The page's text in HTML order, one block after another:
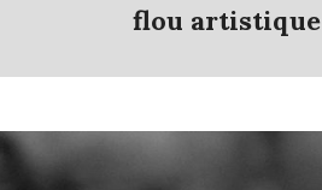
flou artistique